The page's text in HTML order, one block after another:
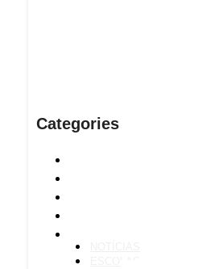
Categories